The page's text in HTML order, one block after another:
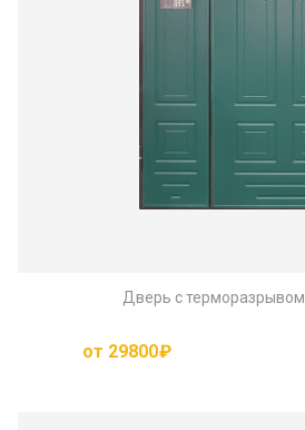
Дверь с терморазрывом
от 29800₽